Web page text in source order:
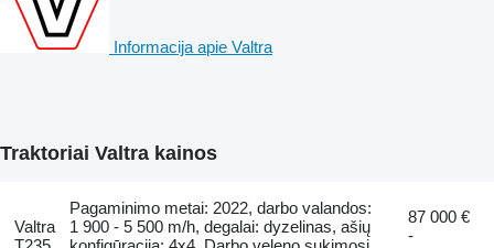
Informacija apie Valtra
Traktoriai Valtra kainos
Valtra
Pagaminimo metai: 2022, darbo valandos:
1 900 - 5 500 m/h, degalai: dyzelinas, ašių
87 000 €
-